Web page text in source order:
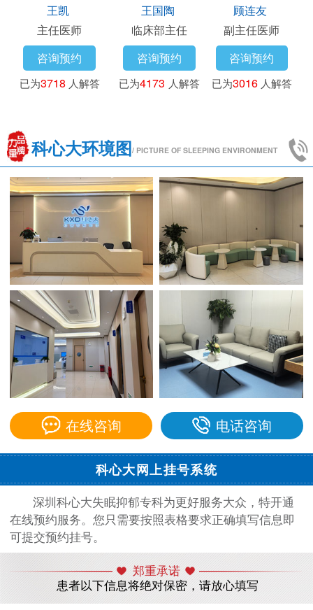
王凯
主任医师
咨询预约
已为3718 人解答
王国陶
临床部主任
咨询预约
已为4173 人解答
顾连友
副主任医师
咨询预约
已为3016 人解答
科心大环境图/ PICTURE OF SLEEPING ENVIRONMENT
在线咨询 电话咨询
科心大网上挂号系统
深圳科心大失眠抑郁专科为更好服务大众，特开通
在线预约服务。您只需要按照表格要求正确填写信息即
可提交预约挂号。
郑重承诺
患者以下信息将绝对保密，请放心填写